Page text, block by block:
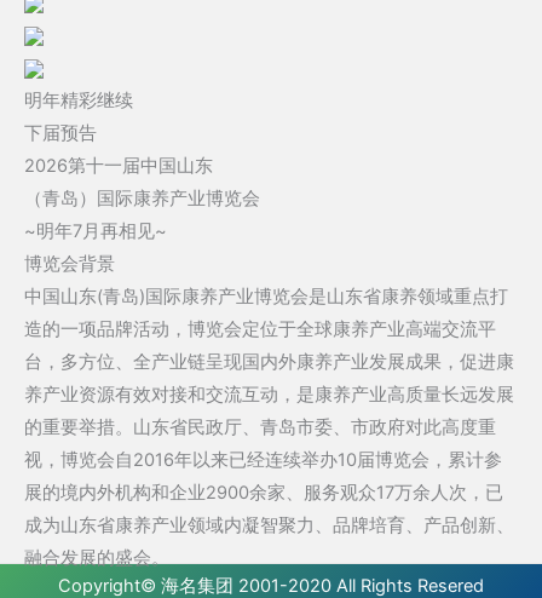
明年精彩继续
下届预告
2026第十一届中国山东
（青岛）国际康养产业博览会
~明年7月再相见~
博览会背景
中国山东(青岛)国际康养产业博览会是山东省康养领域重点打
造的一项品牌活动，博览会定位于全球康养产业高端交流平
台，多方位、全产业链呈现国内外康养产业发展成果，促进康
养产业资源有效对接和交流互动，是康养产业高质量长远发展
的重要举措。山东省民政厅、青岛市委、市政府对此高度重
视，博览会自2016年以来已经连续举办10届博览会，累计参
展的境内外机构和企业2900余家、服务观众17万余人次，已
成为山东省康养产业领域内凝智聚力、品牌培育、产品创新、
融合发展的盛会。
Copyright© 海名集团 2001-2020 All Rights Resered